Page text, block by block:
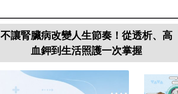
不讓腎臟病改變人生節奏！從透析、高
血鉀到生活照護一次掌握